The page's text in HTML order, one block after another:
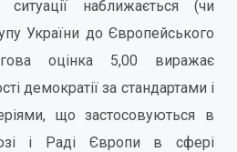
ситуації наближається (чи
України до Європейського
оцінка 5,00 виражає
демократії за стандартами і
що застосовуються в
і Раді Європи в сфері